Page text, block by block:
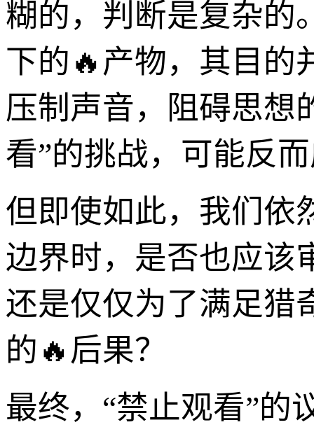
糊的，判断是复杂的
下的🔥产物，其目的
压制声音，阻碍思想
看”的挑战，可能反
但即使如此，我们依
边界时，是否也应该
还是仅仅为了满足猎
的🔥后果？
最终，“禁止观看”的